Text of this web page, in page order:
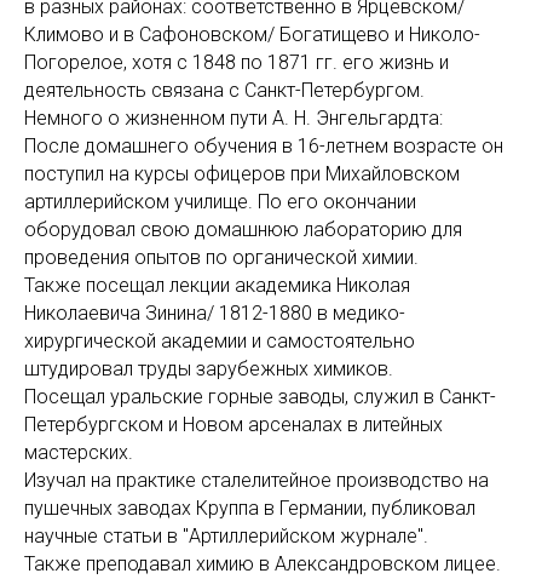
в разных районах: соответственно в Ярцевском/
Климово и в Сафоновском/ Богатищево и Николо-
Погорелое, хотя с 1848 по 1871 гг. его жизнь и
деятельность связана с Санкт-Петербургом.
Немного о жизненном пути А. Н. Энгельгардта:
После домашнего обучения в 16-летнем возрасте он
поступил на курсы офицеров при Михайловском
артиллерийском училище. По его окончании
оборудовал свою домашнюю лабораторию для
проведения опытов по органической химии.
Также посещал лекции академика Николая
Николаевича Зинина/ 1812-1880 в медико-
хирургической академии и самостоятельно
штудировал труды зарубежных химиков.
Посещал уральские горные заводы, служил в Санкт-
Петербургском и Новом арсеналах в литейных
мастерских.
Изучал на практике сталелитейное производство на
пушечных заводах Круппа в Германии, публиковал
научные статьи в "Артиллерийском журнале".
Также преподавал химию в Александровском лицее.